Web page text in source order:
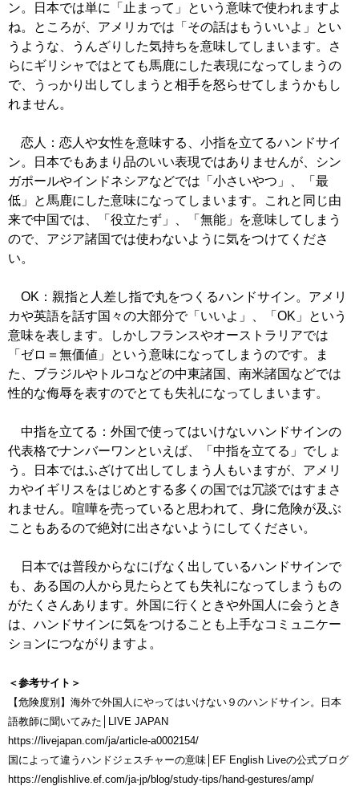
ン。日本では単に「止まって」という意味で使われますよ
ね。ところが、アメリカでは「その話はもういいよ」とい
うような、うんざりした気持ちを意味してしまいます。さ
らにギリシャではとても馬鹿にした表現になってしまうの
で、うっかり出してしまうと相手を怒らせてしまうかもし
れません。
恋人：恋人や女性を意味する、小指を立てるハンドサイ
ン。日本でもあまり品のいい表現ではありませんが、シン
ガポールやインドネシアなどでは「小さいやつ」、「最
低」と馬鹿にした意味になってしまいます。これと同じ由
来で中国では、「役立たず」、「無能」を意味してしまう
ので、アジア諸国では使わないように気をつけてくださ
い。
OK：親指と人差し指で丸をつくるハンドサイン。アメリ
カや英語を話す国々の大部分で「いいよ」、「OK」という
意味を表します。しかしフランスやオーストラリアでは
「ゼロ＝無価値」という意味になってしまうのです。ま
た、ブラジルやトルコなどの中東諸国、南米諸国などでは
性的な侮辱を表すのでとても失礼になってしまいます。
中指を立てる：外国で使ってはいけないハンドサインの
代表格でナンバーワンといえば、「中指を立てる」でしょ
う。日本ではふざけて出してしまう人もいますが、アメリ
カやイギリスをはじめとする多くの国では冗談ではすまさ
れません。喧嘩を売っていると思われて、身に危険が及ぶ
こともあるので絶対に出さないようにしてください。
日本では普段からなにげなく出しているハンドサインで
も、ある国の人から見たらとても失礼になってしまうもの
がたくさんあります。外国に行くときや外国人に会うとき
は、ハンドサインに気をつけることも上手なコミュニケー
ションにつながりますよ。
＜参考サイト＞
【危険度別】海外で外国人にやってはいけない９のハンドサイン。日本
語教師に聞いてみた│LIVE JAPAN
https://livejapan.com/ja/article-a0002154/
国によって違うハンドジェスチャーの意味│EF English Liveの公式ブログ
https://englishlive.ef.com/ja-jp/blog/study-tips/hand-gestures/amp/